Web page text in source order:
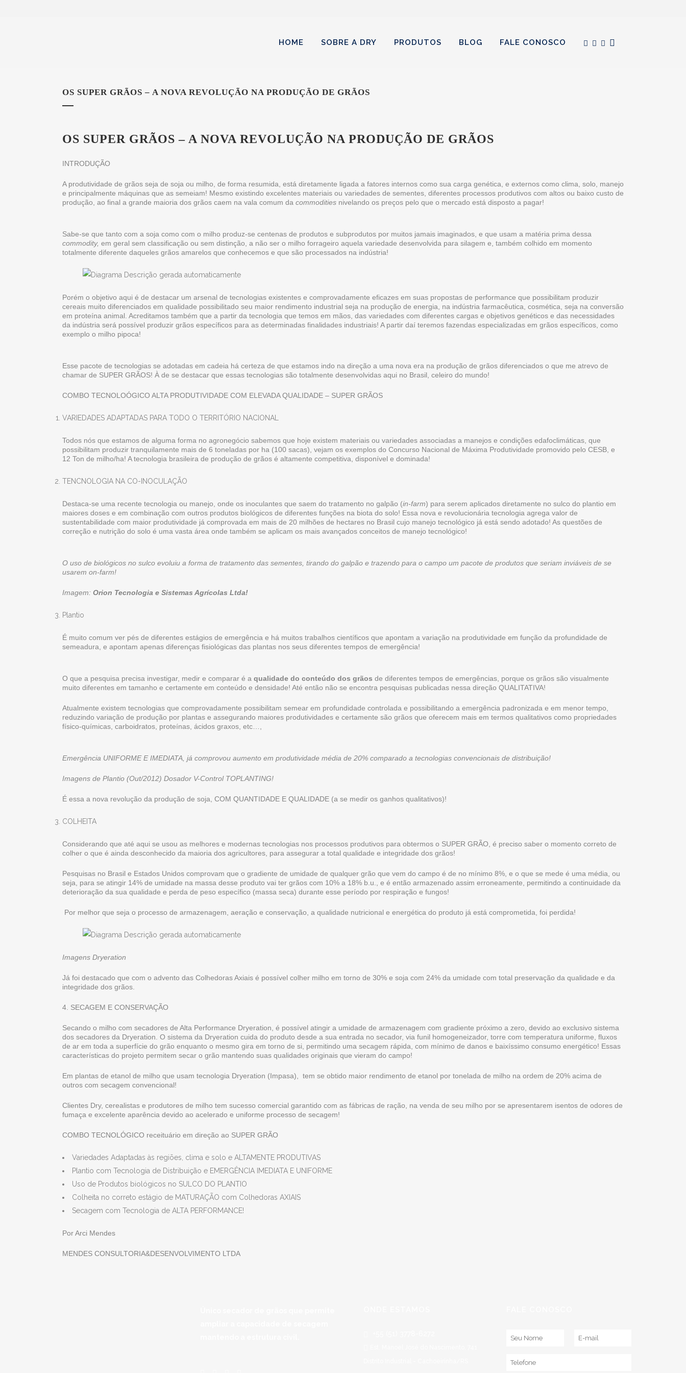
HOME SOBRE A DRY PRODUTOS BLOG FALE CONOSCO
OS SUPER GRÃOS – A NOVA REVOLUÇÃO NA PRODUÇÃO DE GRÃOS
OS SUPER GRÃOS – A NOVA REVOLUÇÃO NA PRODUÇÃO DE GRÃOS
INTRODUÇÃO
A produtividade de grãos seja de soja ou milho, de forma resumida, está diretamente ligada a fatores internos como sua carga genética, e externos como clima, solo, manejo
e principalmente máquinas que as semeiam! Mesmo existindo excelentes materiais ou variedades de sementes, diferentes processos produtivos com altos ou baixo custo de
produção, ao final a grande maioria dos grãos caem na vala comum da commodities nivelando os preços pelo que o mercado está disposto a pagar!
Sabe-se que tanto com a soja como com o milho produz-se centenas de produtos e subprodutos por muitos jamais imaginados, e que usam a matéria prima dessa
commodity, em geral sem classificação ou sem distinção, a não ser o milho forrageiro aquela variedade desenvolvida para silagem e, também colhido em momento
totalmente diferente daqueles grãos amarelos que conhecemos e que são processados na indústria!
Porém o objetivo aqui é de destacar um arsenal de tecnologias existentes e comprovadamente eficazes em suas propostas de performance que possibilitam produzir
cereais muito diferenciados em qualidade possibilitado seu maior rendimento industrial seja na produção de energia, na indústria farmacêutica, cosmética, seja na conversão
em proteína animal. Acreditamos também que a partir da tecnologia que temos em mãos, das variedades com diferentes cargas e objetivos genéticos e das necessidades
da indústria será possível produzir grãos específicos para as determinadas finalidades industriais! A partir daí teremos fazendas especializadas em grãos específicos, como
exemplo o milho pipoca!
Esse pacote de tecnologias se adotadas em cadeia há certeza de que estamos indo na direção a uma nova era na produção de grãos diferenciados o que me atrevo de
chamar de SUPER GRÃOS! À de se destacar que essas tecnologias são totalmente desenvolvidas aqui no Brasil, celeiro do mundo!
COMBO TECNOLOÓGICO ALTA PRODUTIVIDADE COM ELEVADA QUALIDADE – SUPER GRÃOS
VARIEDADES ADAPTADAS PARA TODO O TERRITÓRIO NACIONAL
Todos nós que estamos de alguma forma no agronegócio sabemos que hoje existem materiais ou variedades associadas a manejos e condições edafoclimáticas, que
possibilitam produzir tranquilamente mais de 6 toneladas por ha (100 sacas), vejam os exemplos do Concurso Nacional de Máxima Produtividade promovido pelo CESB, e
12 Ton de milho/ha! A tecnologia brasileira de produção de grãos é altamente competitiva, disponível e dominada!
TENCNOLOGIA NA CO-INOCULAÇÃO
Destaca-se uma recente tecnologia ou manejo, onde os inoculantes que saem do tratamento no galpão (in-farm) para serem aplicados diretamente no sulco do plantio em
maiores doses e em combinação com outros produtos biológicos de diferentes funções na biota do solo! Essa nova e revolucionária tecnologia agrega valor de
sustentabilidade com maior produtividade já comprovada em mais de 20 milhões de hectares no Brasil cujo manejo tecnológico já está sendo adotado! As questões de
correção e nutrição do solo é uma vasta área onde também se aplicam os mais avançados conceitos de manejo tecnológico!
O uso de biológicos no sulco evoluiu a forma de tratamento das sementes, tirando do galpão e trazendo para o campo um pacote de produtos que seriam inviáveis de se
usarem on-farm!
Imagem: Orion Tecnologia e Sistemas Agrícolas Ltda!
Plantio
É muito comum ver pés de diferentes estágios de emergência e há muitos trabalhos científicos que apontam a variação na produtividade em função da profundidade de
semeadura, e apontam apenas diferenças fisiológicas das plantas nos seus diferentes tempos de emergência!
O que a pesquisa precisa investigar, medir e comparar é a qualidade do conteúdo dos grãos de diferentes tempos de emergências, porque os grãos são visualmente
muito diferentes em tamanho e certamente em conteúdo e densidade! Até então não se encontra pesquisas publicadas nessa direção QUALITATIVA!
Atualmente existem tecnologias que comprovadamente possibilitam semear em profundidade controlada e possibilitando a emergência padronizada e em menor tempo,
reduzindo variação de produção por plantas e assegurando maiores produtividades e certamente são grãos que oferecem mais em termos qualitativos como propriedades
físico-químicas, carboidratos, proteínas, ácidos graxos, etc…,
Emergência UNIFORME E IMEDIATA, já comprovou aumento em produtividade média de 20% comparado a tecnologias convencionais de distribuição!
Imagens de Plantio (Out/2012) Dosador V-Control TOPLANTING!
É essa a nova revolução da produção de soja, COM QUANTIDADE E QUALIDADE (a se medir os ganhos qualitativos)!
COLHEITA
Considerando que até aqui se usou as melhores e modernas tecnologias nos processos produtivos para obtermos o SUPER GRÃO, é preciso saber o momento correto de
colher o que é ainda desconhecido da maioria dos agricultores, para assegurar a total qualidade e integridade dos grãos!
Pesquisas no Brasil e Estados Unidos comprovam que o gradiente de umidade de qualquer grão que vem do campo é de no mínimo 8%, e o que se mede é uma média, ou
seja, para se atingir 14% de umidade na massa desse produto vai ter grãos com 10% a 18% b.u., e é então armazenado assim erroneamente, permitindo a continuidade da
deterioração da sua qualidade e perda de peso específico (massa seca) durante esse período por respiração e fungos!
Por melhor que seja o processo de armazenagem, aeração e conservação, a qualidade nutricional e energética do produto já está comprometida, foi perdida!
Imagens Dryeration
Já foi destacado que com o advento das Colhedoras Axiais é possível colher milho em torno de 30% e soja com 24% da umidade com total preservação da qualidade e da
integridade dos grãos.
4. SECAGEM E CONSERVAÇÃO
Secando o milho com secadores de Alta Performance Dryeration, é possível atingir a umidade de armazenagem com gradiente próximo a zero, devido ao exclusivo sistema
dos secadores da Dryeration. O sistema da Dryeration cuida do produto desde a sua entrada no secador, via funil homogeneizador, torre com temperatura uniforme, fluxos
de ar em toda a superfície do grão enquanto o mesmo gira em torno de si, permitindo uma secagem rápida, com mínimo de danos e baixíssimo consumo energético! Essas
características do projeto permitem secar o grão mantendo suas qualidades originais que vieram do campo!
Em plantas de etanol de milho que usam tecnologia Dryeration (Impasa), tem se obtido maior rendimento de etanol por tonelada de milho na ordem de 20% acima de
outros com secagem convencional!
Clientes Dry, cerealistas e produtores de milho tem sucesso comercial garantido com as fábricas de ração, na venda de seu milho por se apresentarem isentos de odores de
fumaça e excelente aparência devido ao acelerado e uniforme processo de secagem!
COMBO TECNOLÓGICO receituário em direção ao SUPER GRÃO
Variedades Adaptadas às regiões, clima e solo e ALTAMENTE PRODUTIVAS
Plantio com Tecnologia de Distribuição e EMERGÊNCIA IMEDIATA E UNIFORME
Uso de Produtos biológicos no SULCO DO PLANTIO
Colheita no correto estágio de MATURAÇÃO com Colhedoras AXIAIS
Secagem com Tecnologia de ALTA PERFORMANCE!
Por Arci Mendes
MENDES CONSULTORIA&DESENVOLVIMENTO LTDA